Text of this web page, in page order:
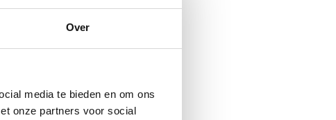
Over
media te bieden en om ons
onze partners voor social
Antraciet
240x115cm